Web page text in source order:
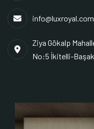
info@luxroyal.com
Ziya Gökalp
No:5 İkitelli-